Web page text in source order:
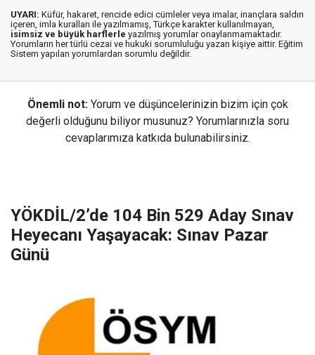
UYARI: Küfür, hakaret, rencide edici cümleler veya imalar, inançlara saldırı
içeren, imla kuralları ile yazılmamış, Türkçe karakter kullanılmayan,
isimsiz ve büyük harflerle yazılmış yorumlar onaylanmamaktadır.
Yorumların her türlü cezai ve hukuki sorumluluğu yazan kişiye aittir. Eğitim
Sistem yapılan yorumlardan sorumlu değildir.
Önemli not: Yorum ve düşüncelerinizin bizim için çok
değerli olduğunu biliyor musunuz? Yorumlarınızla soru
cevaplarımıza katkıda bulunabilirsiniz.
YÖKDİL/2’de 104 Bin 529 Aday Sınav
Heyecanı Yaşayacak: Sınav Pazar
Günü